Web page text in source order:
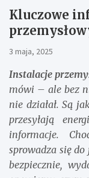
Kluczowe
3 maja, 2025
Instalacje
mówi – ale bez
nie działał. Są
przesyłają
informacje.
sprowadza się do
bezpiecznie,